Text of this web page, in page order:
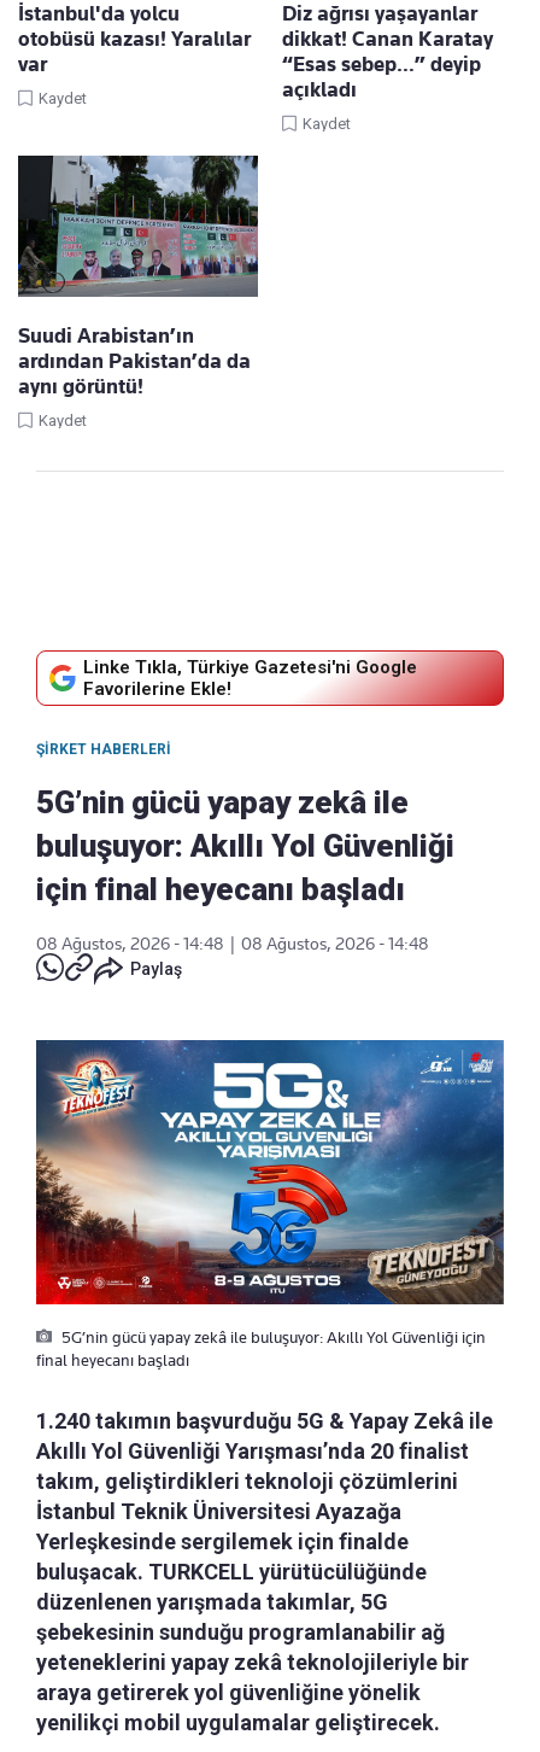
İstanbul'da yolcu
otobüsü kazası! Yaralılar
var
Kaydet
Diz ağrısı yaşayanlar
dikkat! Canan Karatay
“Esas sebep…” deyip
açıkladı
Kaydet
Suudi Arabistan’ın
ardından Pakistan’da da
aynı görüntü!
Kaydet
Linke Tıkla, Türkiye Gazetesi'ni Google
Favorilerine Ekle!
ŞIRKET HABERLERI
5G’nin gücü yapay zekâ ile
buluşuyor: Akıllı Yol Güvenliği
için final heyecanı başladı
08 Ağustos, 2026 - 14:48
08 Ağustos, 2026 - 14:48
Paylaş
5G’nin gücü yapay zekâ ile buluşuyor: Akıllı Yol Güvenliği için
final heyecanı başladı
1.240 takımın başvurduğu 5G & Yapay Zekâ ile
Akıllı Yol Güvenliği Yarışması’nda 20 finalist
takım, geliştirdikleri teknoloji çözümlerini
İstanbul Teknik Üniversitesi Ayazağa
Yerleşkesinde sergilemek için finalde
buluşacak. TURKCELL yürütücülüğünde
düzenlenen yarışmada takımlar, 5G
şebekesinin sunduğu programlanabilir ağ
yeteneklerini yapay zekâ teknolojileriyle bir
araya getirerek yol güvenliğine yönelik
yenilikçi mobil uygulamalar geliştirecek.